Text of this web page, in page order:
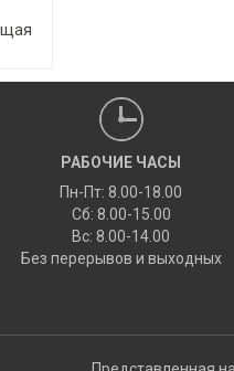
РАБОЧИЕ ЧАСЫ
Пн-Пт: 8.00-18.00
Сб: 8.00-15.00
Вс: 8.00-14.00
Без перерывов и выходных